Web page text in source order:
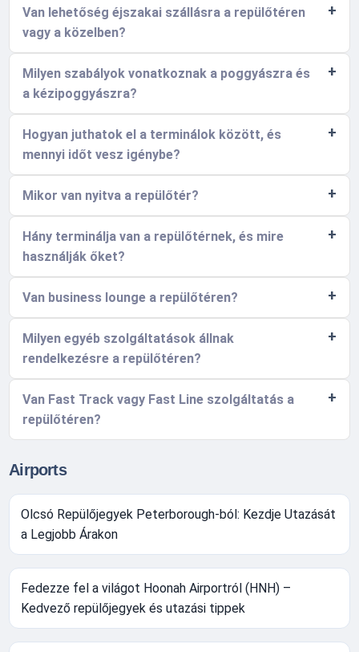
Van lehetőség éjszakai szállásra a repülőtéren
vagy a közelben?
Milyen szabályok vonatkoznak a poggyászra és
a kézipoggyászra?
Hogyan juthatok el a terminálok között, és
mennyi időt vesz igénybe?
Mikor van nyitva a repülőtér?
Hány terminálja van a repülőtérnek, és mire
használják őket?
Van business lounge a repülőtéren?
Milyen egyéb szolgáltatások állnak
rendelkezésre a repülőtéren?
Van Fast Track vagy Fast Line szolgáltatás a
repülőtéren?
Airports
Olcsó Repülőjegyek Peterborough-ból: Kezdje Utazását
a Legjobb Árakon
Fedezze fel a világot Hoonah Airportról (HNH) –
Kedvező repülőjegyek és utazási tippek